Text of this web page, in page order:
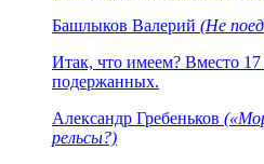
Башлыков Валерий (Не
Итак, что имеем? Вместо
подержанных.
Александр Гребеньков
рельсы?)